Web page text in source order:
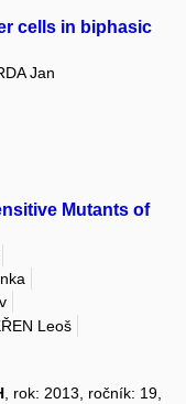
cells in biphasic
Jan
Mutants of
Leoš
, rok: 2013, ročník: 19,